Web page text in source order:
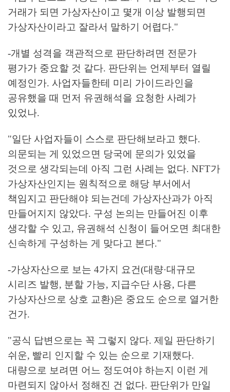
거래가 되면 가상자산이고 몇개 이상 발행되면
가상자산이라고 잘라서 말하기 어렵다."
-개별 성격을 객관적으로 판단하려면 전문가
평가가 중요할 것 같다. 판단위는 언제부터 열릴
예정인가. 사업자들한테 미리 가이드라인을
공유했을 때 먼저 유권해석을 요청한 사례가
있었나.
"일단 사업자들이 스스로 판단해보라고 했다.
의문되는 게 있었으면 당국에 문의가 있었을
것으로 생각되는데 아직 그런 사례는 없다. NFT가
가상자산인지는 원칙적으로 해당 부서에서
책임지고 판단해야 되는건데 가상자산과가 아직
만들어지지 않았다. 구성 논의는 만들어진 이후
생각할 수 있고, 유권해석 신청이 들어오면 최대한
신속하게 구성하는 게 맞다고 본다."
-가상자산으로 보는 4가지 요건(대량·대규모
시리즈 발행, 분할 가능, 지급수단 사용, 다른
가상자산으로 상호 교환)은 중요도 순으로 열거한
건가.
"공식 답변으로는 꼭 그렇지 않다. 제일 판단하기
쉬운, 빨리 인지할 수 있는 순으로 기재했다.
대량으로 보려면 어느 정도여야 하는지 이런 게
마련되지 않아서 정해진 건 없다. 판단위가 만일